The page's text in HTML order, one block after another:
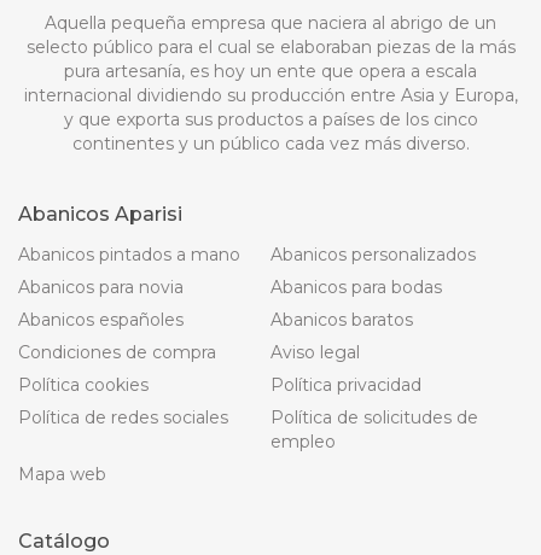
Aquella pequeña empresa que naciera al abrigo de un
selecto público para el cual se elaboraban piezas de la más
pura artesanía, es hoy un ente que opera a escala
internacional dividiendo su producción entre Asia y Europa,
y que exporta sus productos a países de los cinco
continentes y un público cada vez más diverso.
Abanicos Aparisi
Abanicos pintados a mano
Abanicos personalizados
Abanicos para novia
Abanicos para bodas
Abanicos españoles
Abanicos baratos
Condiciones de compra
Aviso legal
Política cookies
Política privacidad
Política de redes sociales
Política de solicitudes de
empleo
Mapa web
Catálogo